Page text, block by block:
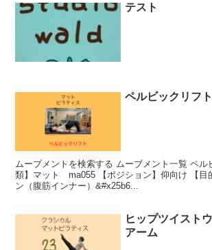
テスト
ペルビックリフト
ムーブメントを検索する ムーブメント一覧 ペルビックリフト 【種
類】マット ma055 【ポジション】仰向け 【目的】▶︎ウエストダウ
ン（腹筋インナー）&#x25b6...
ヒップツイスト
アーム